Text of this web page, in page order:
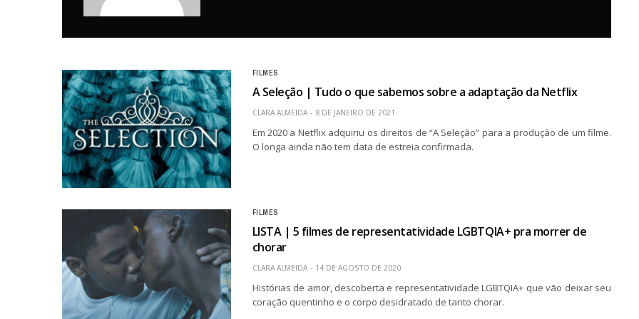
FILMES
A Seleção | Tudo o que sabemos sobre a adaptação da Netflix
CLARA ALMEIDA 8 DE JANEIRO DE 2021
Em 2020 a Netflix adquiriu os direitos de “A Seleção” para a produção de um filme.
O longa ainda não tem data de estreia confirmada.
FILMES
LISTA | 5 filmes de representatividade LGBTQIA+ pra morrer de
chorar
CLARA ALMEIDA 14 DE AGOSTO DE 2020
Histórias de amor, descoberta e representatividade LGBTQIA+ que vão deixar seu
coração quentinho e o corpo desidratado de tanto chorar.